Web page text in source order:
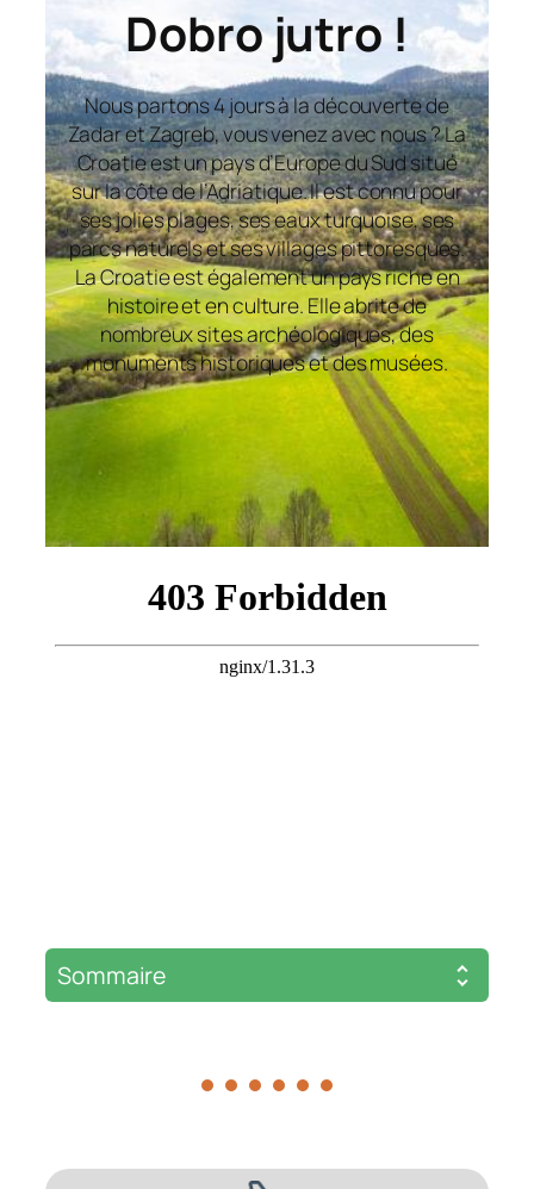
Dobro jutro !
Nous partons 4 jours à la découverte de
Zadar et Zagreb, vous venez avec nous ? La
Croatie est un pays d’Europe du Sud situé
sur la côte de l’Adriatique. Il est connu pour
ses jolies plages, ses eaux turquoise, ses
parcs naturels et ses villages pittoresques.
La Croatie est également un pays riche en
histoire et en culture. Elle abrite de
nombreux sites archéologiques, des
monuments historiques et des musées.
Sommaire